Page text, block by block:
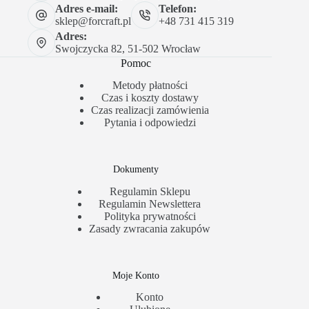
Adres e-mail:
sklep@forcraft.pl
Telefon:
+48 731 415 319
Adres:
Swojczycka 82, 51-502 Wrocław
Pomoc
Metody płatności
Czas i koszty dostawy
Czas realizacji zamówienia
Pytania i odpowiedzi
Dokumenty
Regulamin Sklepu
Regulamin Newslettera
Polityka prywatności
Zasady zwracania zakupów
Moje Konto
Konto